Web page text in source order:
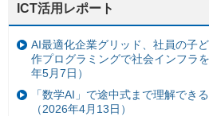
ICT活用レポート
AI最適化企業グリッド、社員の子
作プログラミングで社会インフラ
年5月7日）
「数学AI」で途中式まで理解でき
（2026年4月13日）